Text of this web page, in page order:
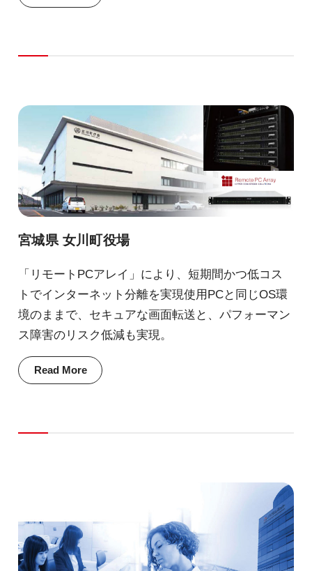
宮城県 女川町役場
「リモートPCアレイ」により、短期間かつ低コス
トでインターネット分離を実現使用PCと同じOS環
境のままで、セキュアな画面転送と、パフォーマン
ス障害のリスク低減も実現。
Read More